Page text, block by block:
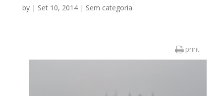
by | Set 10, 2014| Sem categoria
print